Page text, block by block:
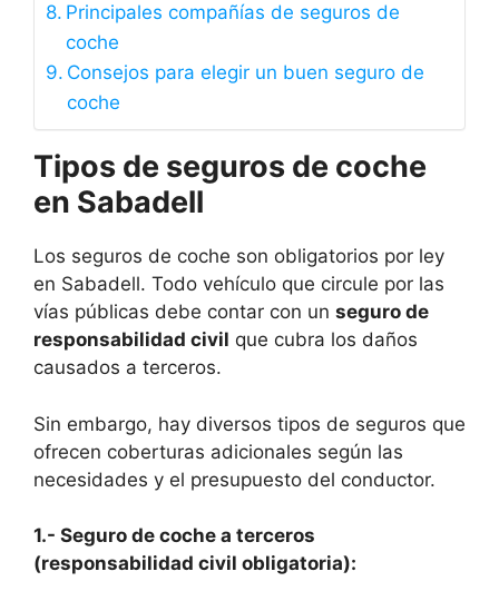
Principales compañías de seguros de
coche
Consejos para elegir un buen seguro de
coche
Tipos de seguros de coche
en Sabadell
Los seguros de coche son obligatorios por ley
en Sabadell. Todo vehículo que circule por las
vías públicas debe contar con un seguro de
responsabilidad civil que cubra los daños
causados a terceros.
Sin embargo, hay diversos tipos de seguros que
ofrecen coberturas adicionales según las
necesidades y el presupuesto del conductor.
1.- Seguro de coche a terceros
(responsabilidad civil obligatoria):